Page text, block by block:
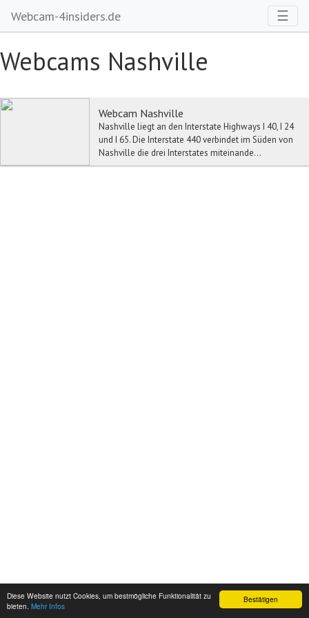
Bestätigen
Diese Website nutzt Cookies, um bestmögliche Funktionalität zu
bieten. Mehr Infos
Webcam-4insiders.de ☰
Webcams Nashville
Webcam Nashville
Nashville liegt an den Interstate Highways I 40, I 24
und I 65. Die Interstate 440 verbindet im Süden von
Nashville die drei Interstates miteinande...